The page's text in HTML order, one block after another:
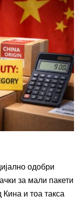
одобри
за мали пакети
Кина и тоа такса